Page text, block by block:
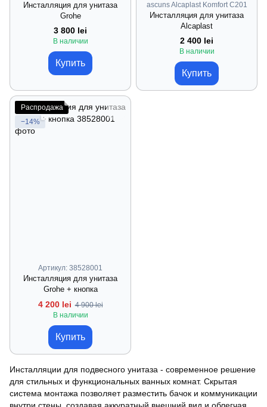
Инсталляция для унитаза
Grohe
3 800 lei
В наличии
Купить
ascuns Alcaplast Komfort C201
Инсталляция для унитаза
Alcaplast
2 400 lei
В наличии
Купить
Распродажа
−14%
Артикул: 38528001
Инсталляция для унитаза
Grohe + кнопка
4 200 lei 4 900 lei
В наличии
Купить
Инсталляции для подвесного унитаза - современное решение
для стильных и функциональных ванных комнат. Скрытая
система монтажа позволяет разместить бачок и коммуникации
внутри стены, создавая аккуратный внешний вид и облегчая